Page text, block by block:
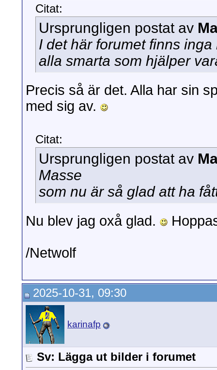
Citat:
Ursprungligen postat av
I det här forumet finns
alla smarta som hjälper
Precis så är det. Alla har sin
med sig av.
Citat:
Ursprungligen postat av
Masse
som nu är så glad att ha
Nu blev jag oxå glad.
/Netwolf
2025-10-31, 09:30
karinafp
Sv: Lägga ut bilder i forumet